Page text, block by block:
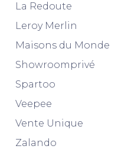
La Redoute
Leroy Merlin
Maisons du Monde
Showroomprivé
Spartoo
Veepee
Vente Unique
Zalando